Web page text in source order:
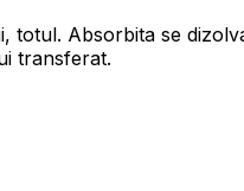
Absorbita se
transferat.